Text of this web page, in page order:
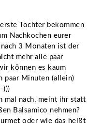
Tochter bekommen
Nachkochen eurer
3 Monaten ist der
mehr alle paar
können es kaum
paar Minuten (allein)
)))
mal nach, meint ihr statt
Balsamico nehmen?
oder wie das heißt